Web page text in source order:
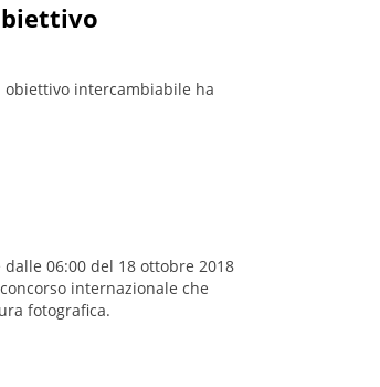
obiettivo intercambiabile ha
06:00 del 18 ottobre 2018
internazionale che
fotografica.